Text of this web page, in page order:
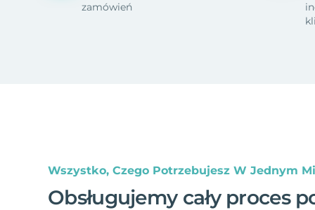
zamówień
Wszystko, Czego Potrzebujesz W Jednym
Obsługujemy cały proces